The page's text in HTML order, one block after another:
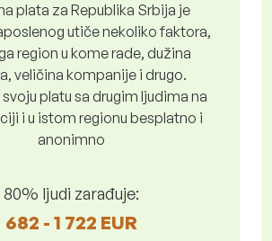
plata za Republika Srbija je
utiče nekoliko faktora,
region u kome rade, dužina
veličina kompanije i drugo.
platu sa drugim ljudima na
i u istom regionu besplatno i
anonimno
80% ljudi zarađuje:
682 - 1 722 EUR